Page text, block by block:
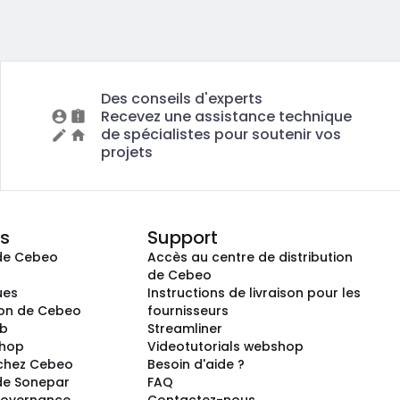
Des conseils d'experts
Recevez une assistance technique
de spécialistes pour soutenir vos
projets
Cebeo
de Cebeo
Cebeo
Sonepar
Support
Accès au centre de distribution
de Cebeo
Instructions de livraison pour les
fournisseurs
Streamliner
Videotutorials webshop
Besoin d'aide ?
FAQ